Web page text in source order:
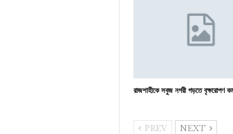
রাজশাহীকে সবুজ নগরী গড়তে বৃক্ষরোপণ
PREV NEXT